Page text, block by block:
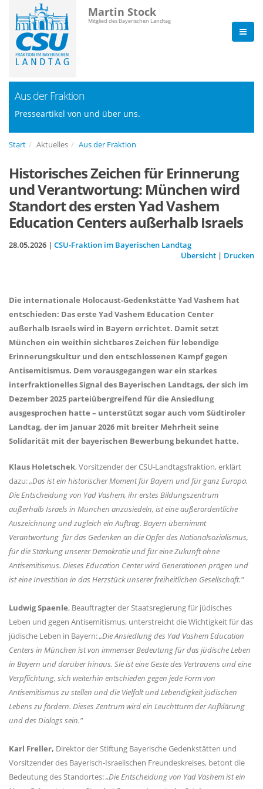
Martin Stock
Mitglied des Bayerischen Landtag
Aus der Fraktion
Presseartikel von und über uns.
Start Aktuelles Aus der Fraktion
Historisches Zeichen für Erinnerung
und Verantwortung: München wird
Standort des ersten Yad Vashem
Education Centers außerhalb Israels
28.05.2026 | CSU-Fraktion im Bayerischen Landtag
Übersicht | Drucken
Die internationale Holocaust-Gedenkstätte Yad Vashem hat
entschieden: Das erste Yad Vashem Education Center
außerhalb Israels wird in Bayern errichtet. Damit setzt
München ein weithin sichtbares Zeichen für lebendige
Erinnerungskultur und den entschlossenen Kampf gegen
Antisemitismus. Dem vorausgegangen war ein starkes
interfraktionelles Signal des Bayerischen Landtags, der sich im
Dezember 2025 parteiübergreifend für die Ansiedlung
ausgesprochen hatte – unterstützt sogar auch vom Südtiroler
Landtag, der im Januar 2026 mit breiter Mehrheit seine
Solidarität mit der bayerischen Bewerbung bekundet hatte.
Klaus Holetschek, Vorsitzender der CSU-Landtagsfraktion, erklärt
dazu:Das ist ein historischer Moment für Bayern und für ganz Europa.
Die Entscheidung von Yad Vashem, ihr erstes Bildungszentrum
außerhalb Israels in München anzusiedeln, ist eine außerordentliche
Auszeichnung und zugleich ein Auftrag. Bayern übernimmt
Verantwortung für das Gedenken an die Opfer des Nationalsozialismus,
für die Stärkung unserer Demokratie und für eine Zukunft ohne
Antisemitismus. Dieses Education Center wird Generationen prägen und
ist eine Investition in das Herzstück unserer freiheitlichen Gesellschaft."
Ludwig Spaenle, Beauftragter der Staatsregierung für jüdisches
Leben und gegen Antisemitismus, unterstreicht die Wichtigkeit für das
jüdische Leben in Bayern:Die Ansiedlung des Yad Vashem Education
Centers in München ist von immenser Bedeutung für das jüdische Leben
in Bayern und darüber hinaus. Sie ist eine Geste des Vertrauens und eine
Verpflichtung, sich weiterhin entschieden gegen jede Form von
Antisemitismus zu stellen und die Vielfalt und Lebendigkeit jüdischen
Lebens zu fördern. Dieses Zentrum wird ein Leuchtturm der Aufklärung
und des Dialogs sein."
Karl Freller, Direktor der Stiftung Bayerische Gedenkstätten und
Vorsitzender des Bayerisch-Israelischen Freundeskreises, betont die
Bedeutung des Standortes:Die Entscheidung von Yad Vashem ist ein